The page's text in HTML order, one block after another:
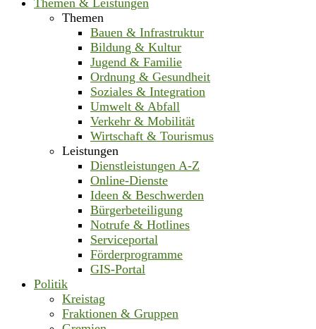
Themen
Bauen & Infrastruktur
Bildung & Kultur
Jugend & Familie
Ordnung & Gesundheit
Soziales & Integration
Umwelt & Abfall
Verkehr & Mobilität
Wirtschaft & Tourismus
Leistungen
Dienstleistungen A-Z
Online-Dienste
Ideen & Beschwerden
Bürgerbeteiligung
Notrufe & Hotlines
Serviceportal
Förderprogramme
GIS-Portal
Politik
Kreistag
Fraktionen & Gruppen